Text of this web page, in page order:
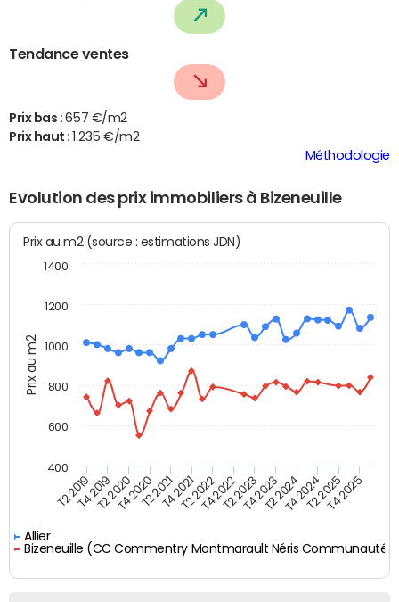
Tendance ventes
Prix bas : 657 €/m2
Prix haut :
1 235 €/m2
Méthodologie
Evolution des prix immobiliers à Bizeneuille
Prix au m2
Prix au m2 (source : estimations JDN)
Allier
Bizeneuille (CC Commentry Montmarault Néris Communauté)
T2 2019T4 2019T2 2020T4 2020T2 2021T4 2021T2 2022T4 2022T2 2023T4 2023T2 2024T4 2024T2 2025T4 2025
400
600
800
1000
1200
1400